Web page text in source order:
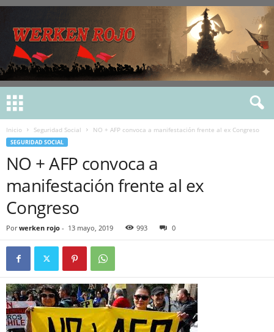
Inicio Seguridad Social NO + AFP convoca a manifestación frente al ex Congreso
SEGURIDAD SOCIAL
NO + AFP convoca a
manifestación frente al ex
Congreso
Por werken rojo - 13 mayo, 2019 993 0